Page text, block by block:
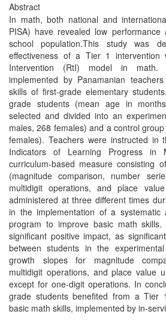
Abstract
In math, both national and
PISA) have revealed low performance
school population.This study was
effectiveness of a Tier 1 intervention
Intervention (RtI) model in math.
implemented by Panamanian
skills of first-grade elementary
grade students (mean age in
selected and divided into an
males, 268 females) and a control
females). Teachers were instructed in
Indicators of Learning Progress in
curriculum-based measure consisting
(magnitude comparison, number
multidigit operations, and place
administered at three different times
in the implementation of a systematic
program to improve basic math
significant positive impact, as
between students in the
growth slopes for magnitude
multidigit operations, and place value
except for one-digit operations. In
grade students benefited from a Tier
basic math skills, implemented by in-